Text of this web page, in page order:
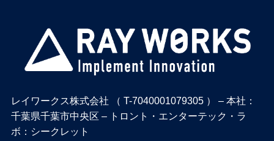
レイワークス株式会社 （ T-7040001079305 ） – 本社：
千葉県千葉市中央区 – トロント・エンターテック・ラ
ボ：シークレット